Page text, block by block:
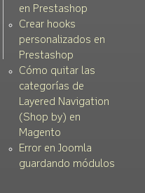
en Prestashop
Crear hooks
personalizados en
Prestashop
Cómo quitar las
categorías de
Layered Navigation
(Shop by) en
Magento
Error en Joomla
guardando módulos